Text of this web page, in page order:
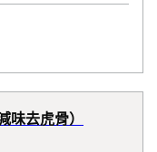
味去虎骨）